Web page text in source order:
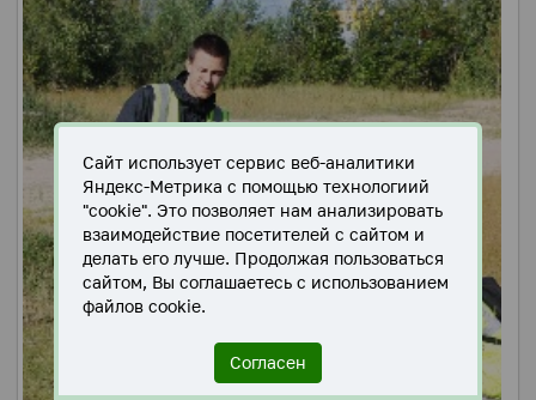
Сайт использует сервис веб-аналитики
Яндекс-Метрика с помощью технологиий
"cookie". Это позволяет нам анализировать
взаимодействие посетителей с сайтом и
делать его лучше. Продолжая пользоваться
сайтом, Вы соглашаетесь с использованием
файлов cookie.
Согласен